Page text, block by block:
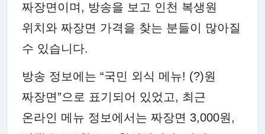
짜장면이며, 방송을 보고 인천 복생원
위치와 짜장면 가격을 찾는 분들이 많아질
수 있습니다.
방송 정보에는 “국민 외식 메뉴! (?)원
짜장면”으로 표기되어 있었고, 최근
온라인 메뉴 정보에서는 짜장면 3,000원,